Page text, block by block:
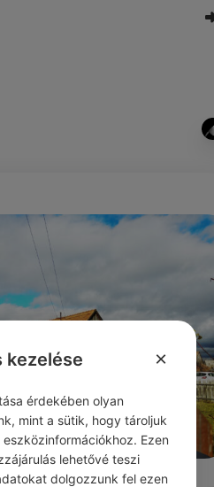
kezelése ×
érdekében olyan
mint a sütik, hogy tároljuk
Ezen
lehetővé teszi
dolgozzunk fel ezen